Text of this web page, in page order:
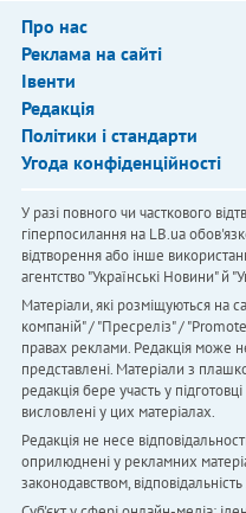
Про нас
Реклама на сайті
Івенти
Редакція
Політики і стандарти
Угода конфіденційності
У разі повного чи часткового
гіперпосилання на LB.ua
відтворення або інше
агентство "Українськi Новини" й
Матеріали, які розміщуються на
компаній" / "Пресреліз" /
правах реклами. Редакція може
представлені. Матеріали з
редакція бере участь у
висловлені у цих матеріалах.
Редакція не несе
оприлюднені у рекламних
законодавством,